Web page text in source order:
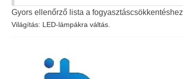
Gyors ellenőrző lista a fogyasztáscsökkentéshez
Világítás: LED-lámpákra váltás.